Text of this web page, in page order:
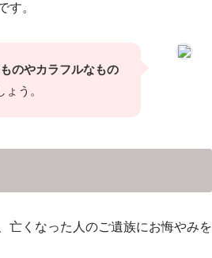
す。
のやカラフルなもの
う。
亡くなった人のご遺族にお悔やみを